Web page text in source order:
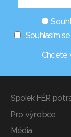
Souhlasím
Chcete
Spolek FÉR
Pro výrobce
Média